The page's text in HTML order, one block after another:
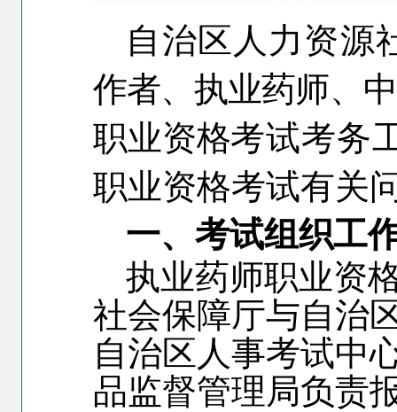
自治区人力资源
作者、执业药师、
职业资格考试考务
职业资格考试有关
一、考试组织工
执业药师职业资
社会保障厅与自治
自治区人事考试中
品监督管理局负责